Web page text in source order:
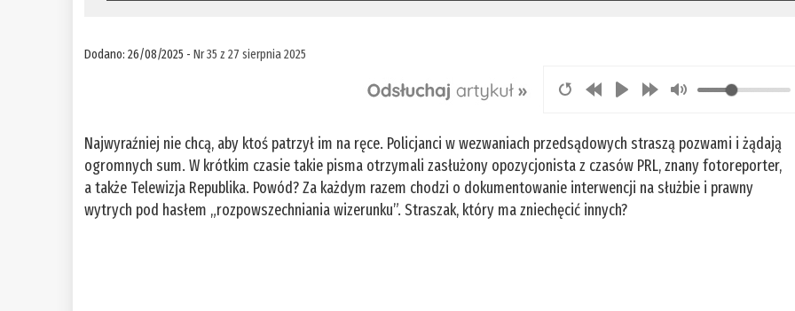
Dodano: 26/08/2025 -Nr 35 z 27 sierpnia 2025
Najwyraźniej nie chcą, aby ktoś patrzył im na ręce. Policjanci w wezwaniach przedsądowych straszą pozwami i żądają
ogromnych sum. W krótkim czasie takie pisma otrzymali zasłużony opozycjonista z czasów PRL, znany fotoreporter,
a także Telewizja Republika. Powód? Za każdym razem chodzi o dokumentowanie interwencji na służbie i prawny
wytrych pod hasłem „rozpowszechniania wizerunku”. Straszak, który ma zniechęcić innych?